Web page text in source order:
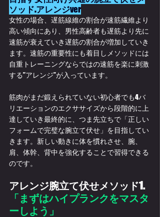
ソッド.アレンジver
女性の場合、遅筋線維の割合が速筋繊維より
高い傾向にあり、男性高齢者も遅筋より先に
速筋が衰えていき遅筋の割合が増加していき
ます。速筋の重要性にも着目しメソッドには
自重トレーニングならではの速筋を楽に刺激
する”アレンジ”が入っています。
筋肉がまだ鍛えられていない初心者でも4バ
リエーションのエクササイズから段階的に上
達していき最終的に、つま先立ちで「正しい
フォームで完璧な腕立て伏せ」を目指してい
きます。新しい動きに体を慣れさせ、腕、
肩、体幹、背中を強化することで習得できる
のです。
アレンジ腕立て伏せメソッド1.
「まずはハイプランクをマスタ
ーしよう」